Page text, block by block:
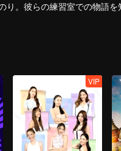
。彼らの練習室での物語を
VIP